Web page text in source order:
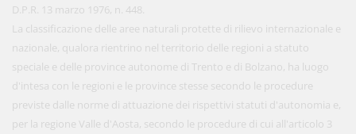
D.P.R. 13 marzo 1976, n. 448.
La classificazione delle aree naturali protette di rilievo internazionale e
nazionale, qualora rientrino nel territorio delle regioni a statuto
speciale e delle province autonome di Trento e di Bolzano, ha luogo
d'intesa con le regioni e le province stesse secondo le procedure
previste dalle norme di attuazione dei rispettivi statuti d'autonomia e,
per la regione Valle d'Aosta, secondo le procedure di cui all'articolo 3